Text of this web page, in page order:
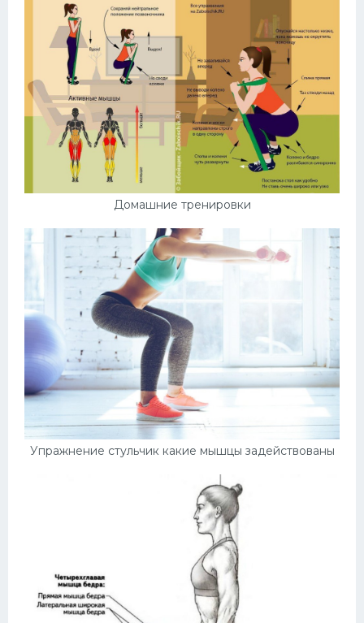
Домашние тренировки
Упражнение стульчик какие мышцы задействованы